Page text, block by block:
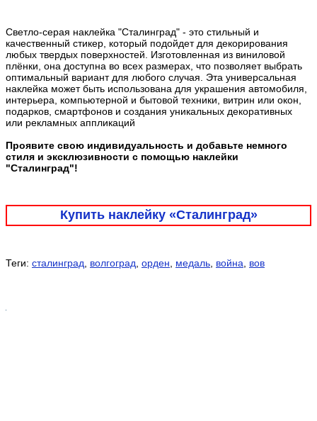
Светло-серая наклейка "Сталинград" - это стильный и
качественный стикер, который подойдет для декорирования
любых твердых поверхностей. Изготовленная из виниловой
плёнки, она доступна во всех размерах, что позволяет выбрать
оптимальный вариант для любого случая. Эта универсальная
наклейка может быть использована для украшения автомобиля,
интерьера, компьютерной и бытовой техники, витрин или окон,
подарков, смартфонов и создания уникальных декоративных
или рекламных аппликаций
Проявите свою индивидуальность и добавьте немного
стиля и эксклюзивности с помощью наклейки
"Сталинград"!
Купить наклейку «Сталинград»
Теги: сталинград, волгоград, орден, медаль, война, вов